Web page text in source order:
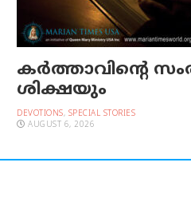
കർത്താവിന്റെ
ശിക്ഷയും
DEVOTIONS, SPECIAL STORIES
AUGUST 6, 2026